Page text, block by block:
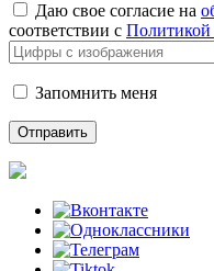
Даю свое согласие на
соответствии с Политикой
Запомнить меня